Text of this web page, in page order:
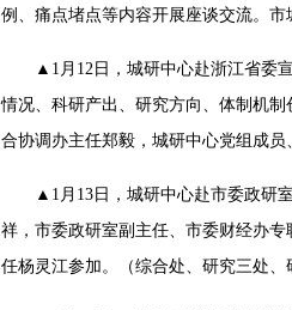
例、痛点堵点等内容开展座谈交流。
▲1月12日，城研中心赴浙江省委
情况、科研产出、研究方向、体制机
合协调办主任郑毅，城研中心党组成员
▲1月13日，城研中心赴市委政研
祥，市委政研室副主任、市委财经办
任杨灵江参加。（综合处、研究三处、